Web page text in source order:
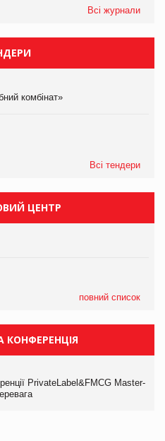
Всі журнали
комбінат»
Всі тендери
ЦЕНТР
повний список
PrivateLabel&FMCG Master-